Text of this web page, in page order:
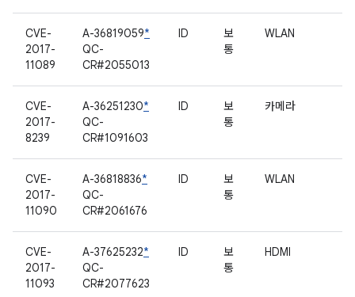
CVE-
2017-
11089
A-36819059*
QC-
CR#2055013
ID
보
통
WLAN
CVE-
2017-
8239
A-36251230*
QC-
CR#1091603
ID
보
통
카메라
CVE-
2017-
11090
A-36818836*
QC-
CR#2061676
ID
보
통
WLAN
CVE-
2017-
11093
A-37625232*
QC-
CR#2077623
ID
보
통
HDMI